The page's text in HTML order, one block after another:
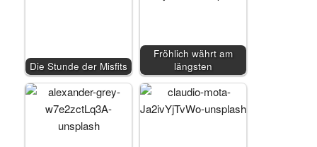
Die Stunde der Misfits
Fröhlich währt am
längsten